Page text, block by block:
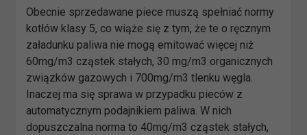
Obecnie sprzedawane piece muszą spełniać normy
kotłów klasy 5, co wiąże się z tym, że te o ręcznym
załadunku paliwa nie mogą emitować więcej niż
60mg/m3 cząstek stałych, 30 mg/m3 organicznych
związków gazowych i 700mg/m3 tlenku węgla.
Inaczej ma się sprawa w przypadku pieców z
automatycznym podajnikiem paliwa. W nich
dopuszczalna norma to 40mg/m3 cząstek stałych,